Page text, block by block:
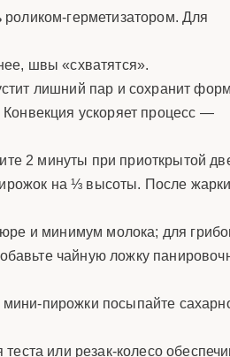
герметизатором. Для
швы «схватятся».
лишний пар и сохранит
ускоряет процесс —
2 минуты при приоткрытой
на ⅓ высоты. После жарки
и минимум молока; для
чайную ложку
пирожки посыпайте
или резак-колесо